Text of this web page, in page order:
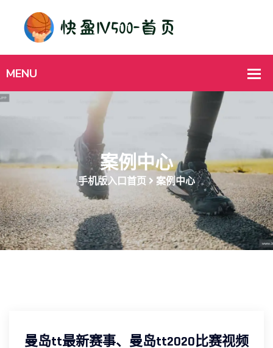
案例中心
手机版入口首页 案例中心
曼岛tt最新赛事、曼岛tt2020比赛视频